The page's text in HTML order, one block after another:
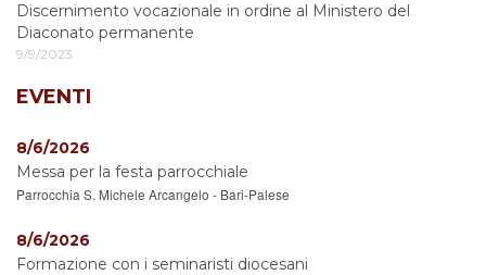
Discernimento vocazionale in ordine al Ministero del
Diaconato permanente
9/9/2023
EVENTI
8/6/2026
Messa per la festa parrocchiale
Parrocchia S. Michele Arcangelo - Bari-Palese
8/6/2026
Formazione con i seminaristi diocesani